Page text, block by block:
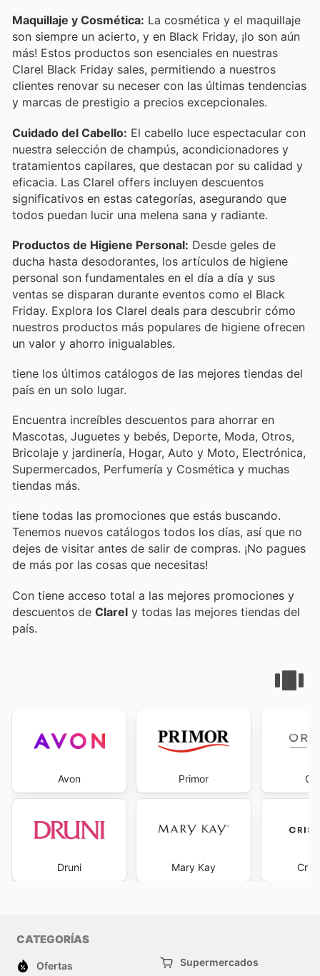
Maquillaje y Cosmética: La cosmética y el maquillaje
son siempre un acierto, y en Black Friday, ¡lo son aún
más! Estos productos son esenciales en nuestras
Clarel Black Friday sales, permitiendo a nuestros
clientes renovar su neceser con las últimas tendencias
y marcas de prestigio a precios excepcionales.
Cuidado del Cabello: El cabello luce espectacular con
nuestra selección de champús, acondicionadores y
tratamientos capilares, que destacan por su calidad y
eficacia. Las Clarel offers incluyen descuentos
significativos en estas categorías, asegurando que
todos puedan lucir una melena sana y radiante.
Productos de Higiene Personal: Desde geles de
ducha hasta desodorantes, los artículos de higiene
personal son fundamentales en el día a día y sus
ventas se disparan durante eventos como el Black
Friday. Explora los Clarel deals para descubrir cómo
nuestros productos más populares de higiene ofrecen
un valor y ahorro inigualables.
tiene los últimos catálogos de las mejores tiendas del
país en un solo lugar.
Encuentra increíbles descuentos para ahorrar en
Mascotas, Juguetes y bebés, Deporte, Moda, Otros,
Bricolaje y jardinería, Hogar, Auto y Moto, Electrónica,
Supermercados, Perfumería y Cosmética y muchas
tiendas más.
tiene todas las promociones que estás buscando.
Tenemos nuevos catálogos todos los días, así que no
dejes de visitar antes de salir de compras. ¡No pagues
de más por las cosas que necesitas!
Con tiene acceso total a las mejores promociones y
descuentos de Clarel y todas las mejores tiendas del
país.
Avon
Druni
Primor
Mary Kay
CATEGORÍAS
Ofertas Supermercados